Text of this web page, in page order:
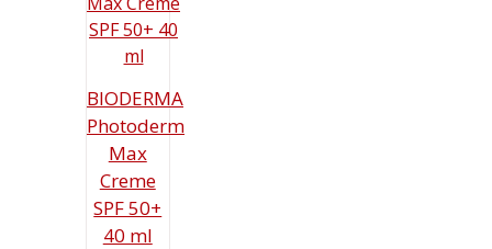
BIODERMA
Photoderm
Max
Creme
SPF 50+
40 ml